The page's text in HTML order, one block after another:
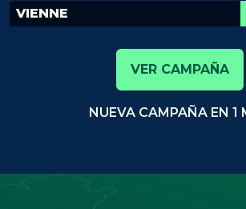
VIENNE
VER CAMPAÑA
NUEVA CAMPAÑA EN 1